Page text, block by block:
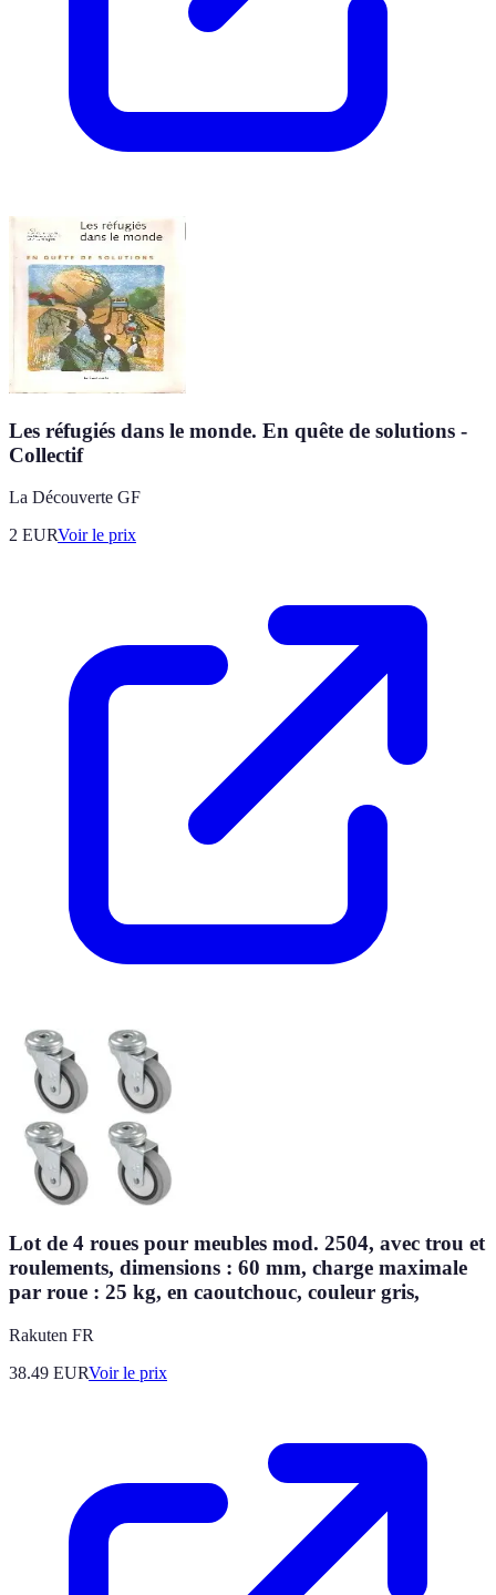
Les réfugiés dans le monde. En quête de solutions -
Collectif
La Découverte GF
2 EURVoir le prix
Lot de 4 roues pour meubles mod. 2504, avec trou et
roulements, dimensions : 60 mm, charge maximale
par roue : 25 kg, en caoutchouc, couleur gris,
Rakuten FR
38.49 EURVoir le prix